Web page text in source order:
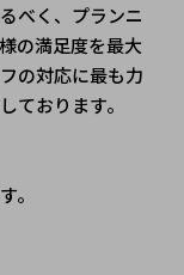
べく、プランニ
の満足度を最大
の対応に最も力
ております。
。